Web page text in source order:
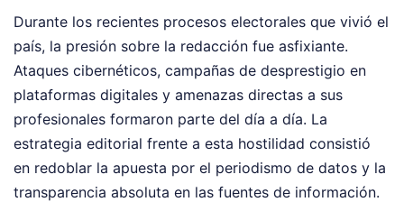
Durante los recientes procesos electorales que vivió el
país, la presión sobre la redacción fue asfixiante.
Ataques cibernéticos, campañas de desprestigio en
plataformas digitales y amenazas directas a sus
profesionales formaron parte del día a día. La
estrategia editorial frente a esta hostilidad consistió
en redoblar la apuesta por el periodismo de datos y la
transparencia absoluta en las fuentes de información.